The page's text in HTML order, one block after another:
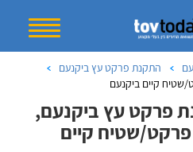
התקנת פרקט עץ ביקנעם
קיים ביקנעם
פרקט עץ ביקנעם,
שטיח קיים